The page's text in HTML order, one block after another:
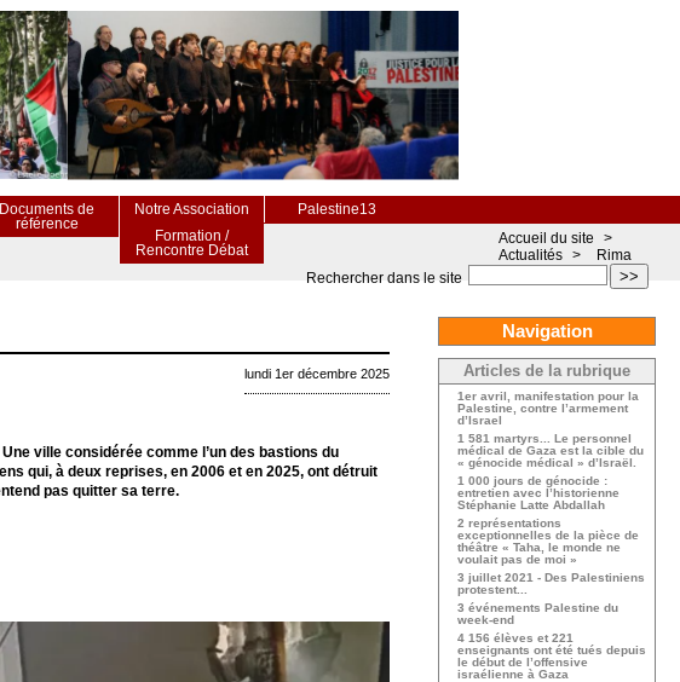
Documents de
référence
Notre Association
Palestine13
Formation /
Rencontre Débat
>>
Rechercher dans le site
Accueil du site
>
Actualités >
Rima
lundi 1er décembre 2025
ville considérée comme l’un des bastions du
qui, à deux reprises, en 2006 et en 2025, ont détruit
pas quitter sa terre.
Navigation
Articles de la rubrique
1er avril, manifestation pour la
Palestine, contre l’armement
d’Israel
1 581 martyrs... Le personnel
médical de Gaza est la cible du
« génocide médical » d’Israël.
1 000 jours de génocide :
entretien avec l’historienne
Stéphanie Latte Abdallah
2 représentations
exceptionnelles de la pièce de
théâtre « Taha, le monde ne
voulait pas de moi »
3 juillet 2021 - Des Palestiniens
protestent...
3 événements Palestine du
week-end
4 156 élèves et 221
enseignants ont été tués depuis
le début de l’offensive
israélienne à Gaza